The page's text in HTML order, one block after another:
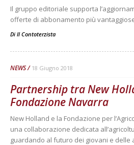
Il gruppo editoriale supporta
offerte di abbonamento più
Di Il Contoterzista
NEWS 18 Giugno 2018
Partnership tra New
Fondazione Navarra
New Holland e la Fondazione per
una collaborazione dedicata
guardando al futuro dei giovani e delle